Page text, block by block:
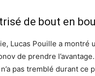
de bout en
Lucas Pouille a montré
de prendre
pas tremblé durant ce